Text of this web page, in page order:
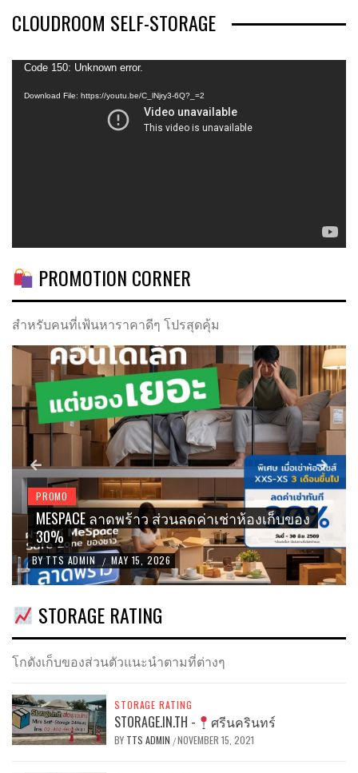
CLOUDROOM SELF-STORAGE
Video
Code 150: Unknown error.
Download File: https://youtu.be/C_lNjry3-6Q?_=2
PROMOTION CORNER
สำหรับคนที่เฟ้นหาราคาดีๆ โปรสุดคุ้ม
PROMO
I-STORE SELF STORAGE
COMING SOON I-STORE
เอกมัย
BY TTS ADMIN / MAY 11, 2026
STORAGE RATING
โกดังเก็บของส่วนตัวแนะนำตามที่ต่างๆ
STORAGE RATING
STORAGE.IN.TH - ศรีนครินทร์
BY TTS ADMIN /NOVEMBER 15, 2021